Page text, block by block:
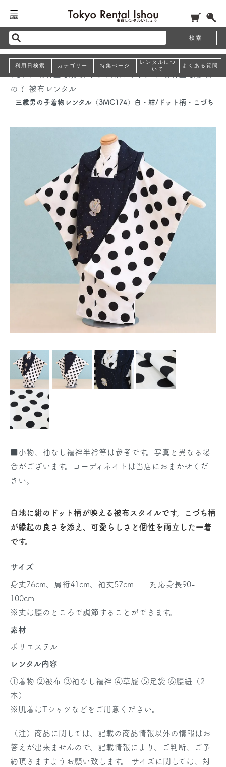
検索
利用日検索 カテゴリー 特集ぺージ
レンタルにつ
いて
よくある質問
TOP>七五三 3歳 男の子 着物レンタル>七五三 3歳 男
の子 被布レンタル
三歳男の子着物レンタル（3MC174）白・紺/ドット柄・こづち
■小物、袖なし襦袢半衿等は参考です。写真と異なる場
合がございます。コーディネイトは当店におまかせくだ
さい。
白地に紺のドット柄が映える被布スタイルです。こづち柄
が縁起の良さを添え、可愛らしさと個性を両立した一着
です。
サイズ
身丈76cm、肩裄41cm、袖丈57cm 対応身長90-
100cm
※丈は腰のところで調節することができます。
素材
ポリエステル
レンタル内容
①着物 ②被布 ③袖なし襦袢 ④草履 ⑤足袋 ⑥腰紐（2
本）
※肌着はTシャツなどをご用意ください。
（注）商品に関しては、記載の商品情報以外の情報はお
答えが出来ませんので、記載情報により、ご判断、ご予
約頂きますようお願い致します。 サイズに関しては、対